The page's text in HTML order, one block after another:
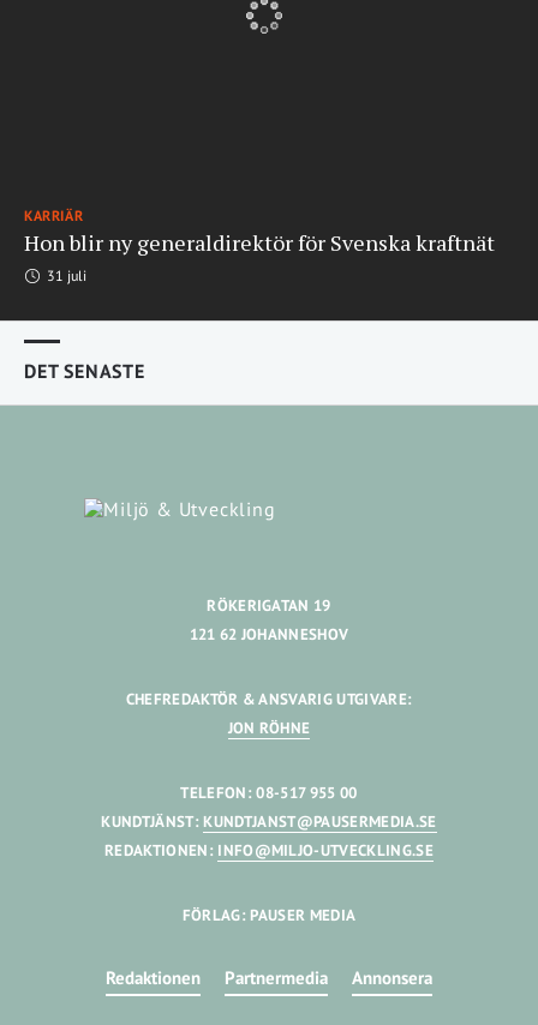
KARRIÄR
Hon blir ny generaldirektör för Svenska kraftnät
31 juli
DET SENASTE
RÖKERIGATAN 19
121 62 JOHANNESHOV
CHEFREDAKTÖR & ANSVARIG UTGIVARE:
JON RÖHNE
TELEFON: 08-517 955 00
KUNDTJÄNST: KUNDTJANST@PAUSERMEDIA.SE
REDAKTIONEN: INFO@MILJO-UTVECKLING.SE
FÖRLAG: PAUSER MEDIA
Redaktionen Partnermedia Annonsera